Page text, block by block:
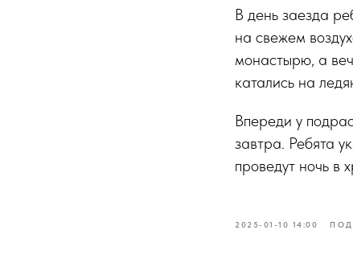
В день заезда
на свежем
монастырю, а
катались на
Впереди у
завтра. Ребята
проведут ночь в
2025-01-10 14:00